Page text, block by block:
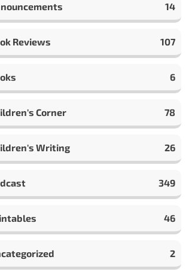
14
Reviews 107
6
Corner 78
Writing 26
349
46
2